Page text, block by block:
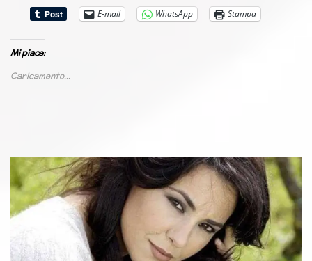
E-mail
WhatsApp Stampa
Mi piace:
Caricamento...